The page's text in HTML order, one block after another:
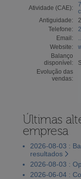
Atividade (CAE):
Antiguidade:
Telefone:
Email:
Website:
Balanço
disponível:
Evolução das
vendas:
Últimas
empresa
2026-08-03 :
resultados
2026-08-03 :
2026-06-04 :